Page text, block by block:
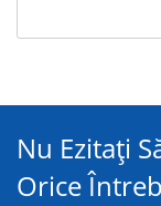
Nu Ezitați
Orice